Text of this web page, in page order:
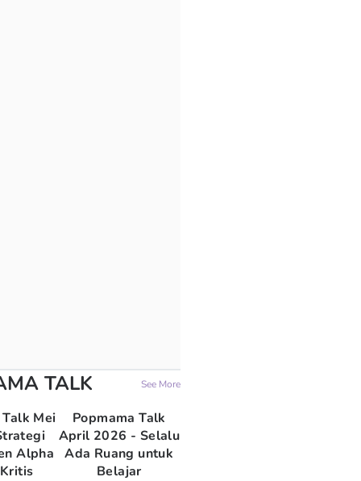
TALK See More
Mei
Alpha
Popmama Talk
April 2026 - Selalu
Ada Ruang untuk
Belajar